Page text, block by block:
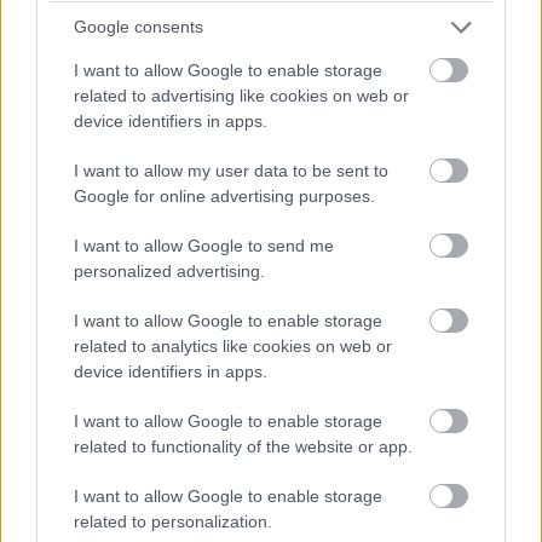
Google consents
I want to allow Google to enable storage
related to advertising like cookies on web or
device identifiers in apps.
I want to allow my user data to be sent to
Google for online advertising purposes.
I want to allow Google to send me
personalized advertising.
I want to allow Google to enable storage
related to analytics like cookies on web or
device identifiers in apps.
I want to allow Google to enable storage
related to functionality of the website or app.
I want to allow Google to enable storage
related to personalization.
I Wanna Dance with Somebody
- A Whitney Houston-film -
Jasinka Ádám|2022 december 23. 20:00
Nem sokat hezitáltam, amikor megkérdezték,
lenne-e kedvem menni a Whitney Houstonról
szóló életrajzi film premierjére.
Ismerve Whitney Houston életét, egy megindító filmre
számítottam, egy olyan alkotásra, amelynek végén
egyszerre fújja orrát és törölgeti könnyes szemeit a